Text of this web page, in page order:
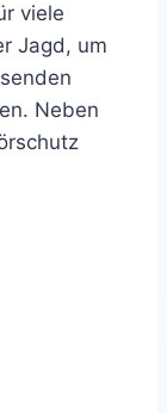
viele
Jagd, um
Neben